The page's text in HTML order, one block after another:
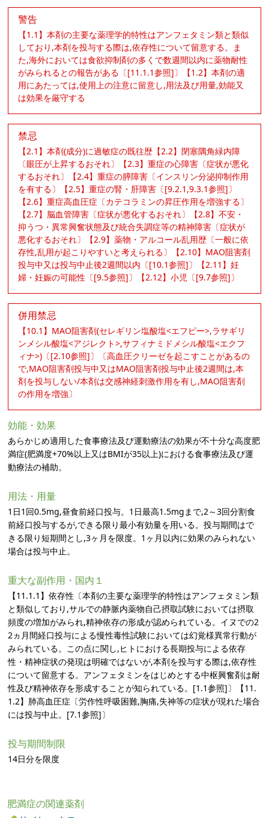
警告
【1.1】本剤の主要な薬理学的特性はアンフェタミン類と類似
しており,本剤を投与する際は,依存性について留意する。ま
た,海外においては食欲抑制剤の多くで数週間以内に薬物耐性
がみられるとの報告がある〔[11.1.1参照]〕【1.2】本剤の適
用にあたっては,使用上の注意に留意し,用法及び用量,効能又
は効果を厳守する
禁忌
【2.1】本剤(成分)に過敏症の既往歴【2.2】閉塞隅角緑内障
〔眼圧が上昇するおそれ〕【2.3】重症の心障害〔症状が悪化
するおそれ〕【2.4】重症の膵障害〔インスリン分泌抑制作用
を有する〕【2.5】重症の腎・肝障害〔[9.2.1,9.3.1参照]〕
【2.6】重症高血圧症〔カテコラミンの昇圧作用を増強する〕
【2.7】脳血管障害〔症状が悪化するおそれ〕【2.8】不安・
抑うつ・異常興奮状態及び統合失調症等の精神障害〔症状が
悪化するおそれ〕【2.9】薬物・アルコール乱用歴〔一般に依
存性,乱用が起こりやすいと考えられる〕【2.10】MAO阻害剤
投与中又は投与中止後2週間以内〔[10.1参照]〕【2.11】妊
婦・妊娠の可能性〔[9.5参照]〕【2.12】小児〔[9.7参照]〕
併用禁忌
【10.1】MAO阻害剤(セレギリン塩酸塩<エフピー>,ラサギリ
ンメシル酸塩<アジレクト>,サフィナミドメシル酸塩<エクフ
ィナ>)〔[2.10参照]〕〔高血圧クリーゼを起こすことがあるの
で,MAO阻害剤投与中又はMAO阻害剤投与中止後2週間は,本
剤を投与しない/本剤は交感神経刺激作用を有し,MAO阻害剤
の作用を増強〕
効能・効果
あらかじめ適用した食事療法及び運動療法の効果が不十分な高度肥
満症(肥満度+70%以上又はBMIが35以上)における食事療法及び運
動療法の補助。
用法・用量
1日1回0.5mg,昼食前経口投与。1日最高1.5mgまで,2～3回分割食
前経口投与するが,できる限り最小有効量を用いる。投与期間はで
きる限り短期間とし,3ヶ月を限度。1ヶ月以内に効果のみられない
場合は投与中止。
重大な副作用・国内１
【11.1.1】依存性〔本剤の主要な薬理学的特性はアンフェタミン類
と類似しており,サルでの静脈内薬物自己摂取試験においては摂取
頻度の増加がみられ,精神依存の形成が認められている。イヌでの2
2ヵ月間経口投与による慢性毒性試験においては幻覚様異常行動が
みられている。この点に関し,ヒトにおける長期投与による依存
性・精神症状の発現は明確ではないが,本剤を投与する際は,依存性
について留意する。アンフェタミンをはじめとする中枢興奮剤は耐
性及び精神依存を形成することが知られている。[1.1参照]〕【11.
1.2】肺高血圧症〔労作性呼吸困難,胸痛,失神等の症状が現れた場合
には投与中止。[7.1参照]〕
投与期間制限
14日分を限度
肥満症の関連薬剤